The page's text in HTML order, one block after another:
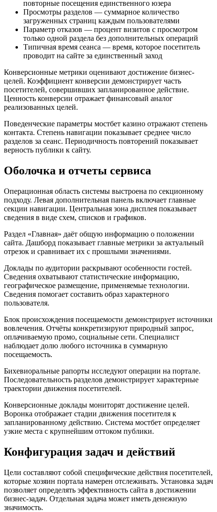
повторные посещения единственного юзера
Просмотры разделов — суммарное количество
загруженных страниц каждым пользователями
Параметр отказов — процент визитов с просмотром
только одной раздела без дополнительных операций
Типичная время сеанса — время, которое посетитель
проводит на сайте за единственный заход
Конверсионные метрики оценивают достижение бизнес-
целей. Коэффициент конверсии демонстрирует часть
посетителей, совершивших запланированное действие.
Ценность конверсии отражает финансовый аналог
реализованных целей.
Поведенческие параметры мостбет казино отражают степень
контакта. Степень навигации показывает среднее число
разделов за сеанс. Периодичность повторений показывает
верность публики к сайту.
Оболочка и отчеты сервиса
Операционная область системы выстроена по секционному
подходу. Левая дополнительная панель включает главные
секции навигации. Центральная зона дисплея показывает
сведения в виде схем, списков и графиков.
Раздел «Главная» даёт общую информацию о положении
сайта. Дашборд показывает главные метрики за актуальный
отрезок и сравнивает их с прошлыми значениями.
Доклады по аудитории раскрывают особенности гостей.
Сведения охватывают статистические информацию,
географическое размещение, применяемые технологии.
Сведения помогает составить образ характерного
пользователя.
Блок происхождения посещаемости демонстрирует источники
вовлечения. Отчёты конкретизируют природный запрос,
оплачиваемую промо, социальные сети. Специалист
наблюдает долю любого источника в суммарную
посещаемость.
Бихевиоральные рапорты исследуют операции на портале.
Последовательность разделов демонстрирует характерные
траектории движения посетителей.
Конверсионные доклады мониторят достижение целей.
Воронка отображает стадии движения посетителя к
запланированному действию. Система мостбет определяет
узкие места с крупнейшим оттоком публики.
Конфигурация задач и действий
Цели составляют собой специфические действия посетителей,
которые хозяин портала намерен отслеживать. Установка задач
позволяет определять эффективность сайта в достижении
бизнес-задач. Отдельная задача может иметь денежную
значимость.